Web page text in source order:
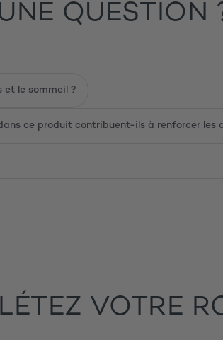
de ginseng de Sibérie et de
quotidien.
QUESTION
et le sommeil ?
ce produit contribuent-ils à renforcer les
VOTRE